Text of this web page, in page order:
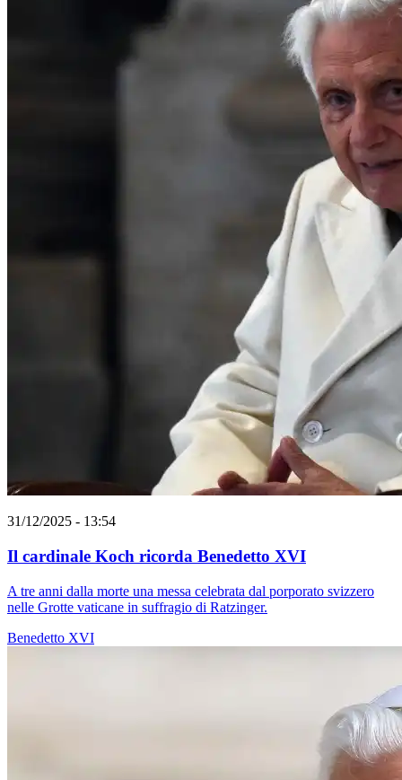
31/12/2025 - 13:54
Il cardinale Koch ricorda Benedetto XVI
A tre anni dalla morte una messa celebrata dal porporato svizzero
nelle Grotte vaticane in suffragio di Ratzinger.
Benedetto XVI